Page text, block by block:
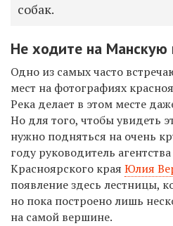
собак.
Не ходите на
Одно из самых часто
мест на фотографиях
Река делает в этом месте
Но для того, чтобы увидеть
нужно подняться на очень
году руководитель
Красноярского края Юлия
появление здесь лестницы,
но пока построено лишь
на самой вершине.